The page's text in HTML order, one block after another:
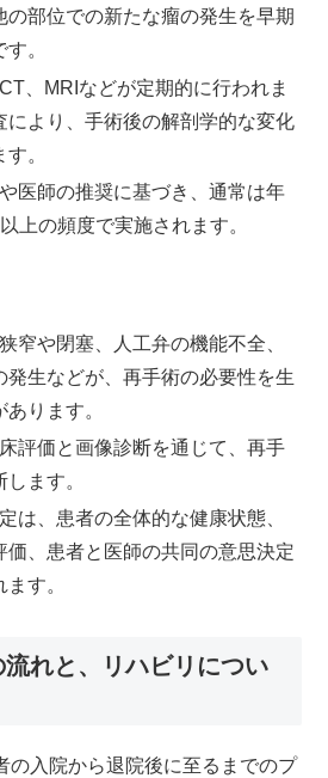
の部位での新たな瘤の発生を早期
。
、MRIなどが定期的に行われま
により、手術後の解剖学的な変化
。
医師の推奨に基づき、通常は年
上の頻度で実施されます。
窄や閉塞、人工弁の機能不全、
発生などが、再手術の必要性を生
ります。
評価と画像診断を通じて、再手
ます。
は、患者の全体的な健康状態、
価、患者と医師の共同の意思決定
す。
れと、リハビリについ
の入院から退院後に至るまでのプ